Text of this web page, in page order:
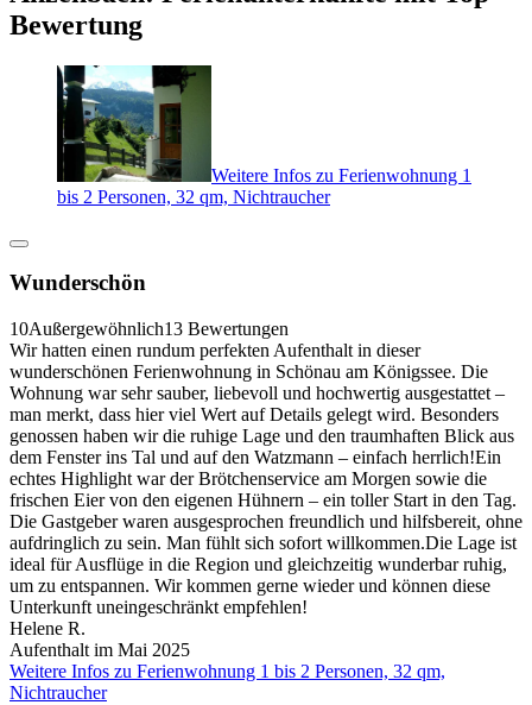
Bewertung
Weitere Infos zu Ferienwohnung 1
bis 2 Personen, 32 qm, Nichtraucher
Wunderschön
10Außergewöhnlich13 Bewertungen
Wir hatten einen rundum perfekten Aufenthalt in dieser
wunderschönen Ferienwohnung in Schönau am Königssee. Die
Wohnung war sehr sauber, liebevoll und hochwertig ausgestattet –
man merkt, dass hier viel Wert auf Details gelegt wird. Besonders
genossen haben wir die ruhige Lage und den traumhaften Blick aus
dem Fenster ins Tal und auf den Watzmann – einfach herrlich!Ein
echtes Highlight war der Brötchenservice am Morgen sowie die
frischen Eier von den eigenen Hühnern – ein toller Start in den Tag.
Die Gastgeber waren ausgesprochen freundlich und hilfsbereit, ohne
aufdringlich zu sein. Man fühlt sich sofort willkommen.Die Lage ist
ideal für Ausflüge in die Region und gleichzeitig wunderbar ruhig,
um zu entspannen. Wir kommen gerne wieder und können diese
Unterkunft uneingeschränkt empfehlen!
Helene R.
Aufenthalt im Mai 2025
Weitere Infos zu Ferienwohnung 1 bis 2 Personen, 32 qm,
Nichtraucher